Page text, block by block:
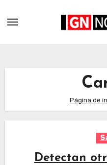
Página de
Detectan